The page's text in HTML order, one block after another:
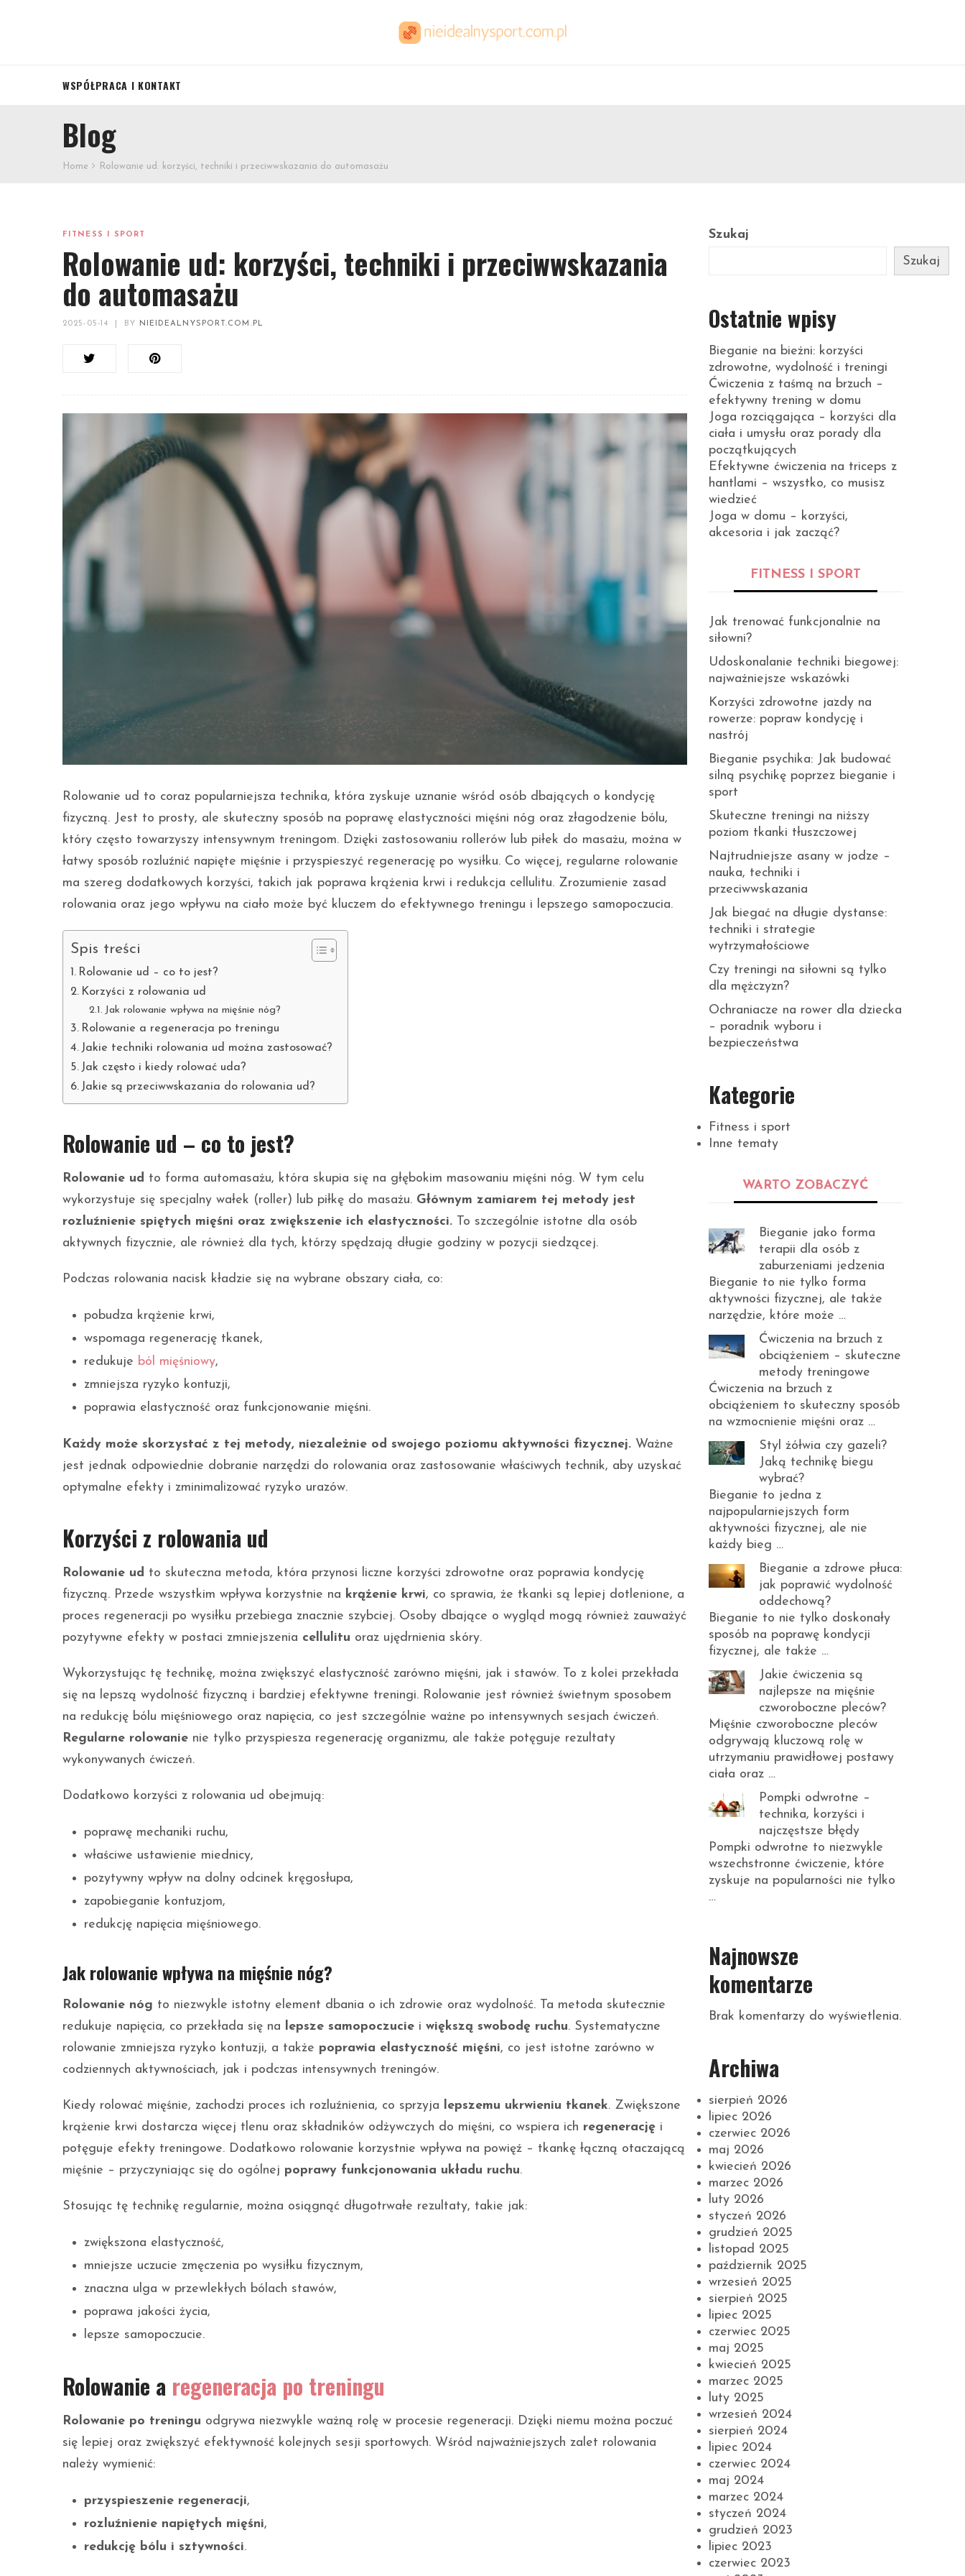
WSPÓŁPRACA I KONTAKT
Blog
Home Rolowanie ud: korzyści, techniki i przeciwwskazania do automasażu
FITNESS I SPORT
Rolowanie ud: korzyści, techniki i przeciwwskazania
do automasażu
2025-05-14 BY NIEIDEALNYSPORT.COM.PL
Rolowanie ud to coraz popularniejsza technika, która zyskuje uznanie wśród osób dbających o kondycję
fizyczną. Jest to prosty, ale skuteczny sposób na poprawę elastyczności mięśni nóg oraz złagodzenie bólu,
który często towarzyszy intensywnym treningom. Dzięki zastosowaniu rollerów lub piłek do masażu, można w
łatwy sposób rozluźnić napięte mięśnie i przyspieszyć regenerację po wysiłku. Co więcej, regularne rolowanie
ma szereg dodatkowych korzyści, takich jak poprawa krążenia krwi i redukcja cellulitu. Zrozumienie zasad
rolowania oraz jego wpływu na ciało może być kluczem do efektywnego treningu i lepszego samopoczucia.
Spis treści
Rolowanie ud – co to jest?
Korzyści z rolowania ud
Jak rolowanie wpływa na mięśnie nóg?
Rolowanie a regeneracja po treningu
Jakie techniki rolowania ud można zastosować?
Jak często i kiedy rolować uda?
Jakie są przeciwwskazania do rolowania ud?
Rolowanie ud – co to jest?
Rolowanie ud to forma automasażu, która skupia się na głębokim masowaniu mięśni nóg. W tym celu
wykorzystuje się specjalny wałek (roller) lub piłkę do masażu. Głównym zamiarem tej metody jest
rozluźnienie spiętych mięśni oraz zwiększenie ich elastyczności. To szczególnie istotne dla osób
aktywnych fizycznie, ale również dla tych, którzy spędzają długie godziny w pozycji siedzącej.
Podczas rolowania nacisk kładzie się na wybrane obszary ciała, co:
pobudza krążenie krwi,
wspomaga regenerację tkanek,
redukuje ból mięśniowy,
zmniejsza ryzyko kontuzji,
poprawia elastyczność oraz funkcjonowanie mięśni.
Każdy może skorzystać z tej metody, niezależnie od swojego poziomu aktywności fizycznej. Ważne
jest jednak odpowiednie dobranie narzędzi do rolowania oraz zastosowanie właściwych technik, aby uzyskać
optymalne efekty i zminimalizować ryzyko urazów.
Korzyści z rolowania ud
Rolowanie ud to skuteczna metoda, która przynosi liczne korzyści zdrowotne oraz poprawia kondycję
fizyczną. Przede wszystkim wpływa korzystnie na krążenie krwi, co sprawia, że tkanki są lepiej dotlenione, a
proces regeneracji po wysiłku przebiega znacznie szybciej. Osoby dbające o wygląd mogą również zauważyć
pozytywne efekty w postaci zmniejszenia cellulitu oraz ujędrnienia skóry.
Wykorzystując tę technikę, można zwiększyć elastyczność zarówno mięśni, jak i stawów. To z kolei przekłada
się na lepszą wydolność fizyczną i bardziej efektywne treningi. Rolowanie jest również świetnym sposobem
na redukcję bólu mięśniowego oraz napięcia, co jest szczególnie ważne po intensywnych sesjach ćwiczeń.
Regularne rolowanie nie tylko przyspiesza regenerację organizmu, ale także potęguje rezultaty
wykonywanych ćwiczeń.
Dodatkowo korzyści z rolowania ud obejmują:
poprawę mechaniki ruchu,
właściwe ustawienie miednicy,
pozytywny wpływ na dolny odcinek kręgosłupa,
zapobieganie kontuzjom,
redukcję napięcia mięśniowego.
Jak rolowanie wpływa na mięśnie nóg?
Rolowanie nóg to niezwykle istotny element dbania o ich zdrowie oraz wydolność. Ta metoda skutecznie
redukuje napięcia, co przekłada się na lepsze samopoczucie i większą swobodę ruchu. Systematyczne
rolowanie zmniejsza ryzyko kontuzji, a także poprawia elastyczność mięśni, co jest istotne zarówno w
codziennych aktywnościach, jak i podczas intensywnych treningów.
Kiedy rolować mięśnie, zachodzi proces ich rozluźnienia, co sprzyja lepszemu ukrwieniu tkanek. Zwiększone
krążenie krwi dostarcza więcej tlenu oraz składników odżywczych do mięśni, co wspiera ich regenerację i
potęguje efekty treningowe. Dodatkowo rolowanie korzystnie wpływa na powięź – tkankę łączną otaczającą
mięśnie – przyczyniając się do ogólnej poprawy funkcjonowania układu ruchu.
Stosując tę technikę regularnie, można osiągnąć długotrwałe rezultaty, takie jak:
zwiększona elastyczność,
mniejsze uczucie zmęczenia po wysiłku fizycznym,
znaczna ulga w przewlekłych bólach stawów,
poprawa jakości życia,
lepsze samopoczucie.
Rolowanie a regeneracja po treningu
Rolowanie po treningu odgrywa niezwykle ważną rolę w procesie regeneracji. Dzięki niemu można poczuć
się lepiej oraz zwiększyć efektywność kolejnych sesji sportowych. Wśród najważniejszych zalet rolowania
należy wymienić:
przyspieszenie regeneracji,
rozluźnienie napiętych mięśni,
redukcję bólu i sztywności.
Szukaj
Szukaj
Ostatnie wpisy
Bieganie na bieżni: korzyści
zdrowotne, wydolność i treningi
Ćwiczenia z taśmą na brzuch –
efektywny trening w domu
Joga rozciągająca – korzyści dla
ciała i umysłu oraz porady dla
początkujących
Efektywne ćwiczenia na triceps z
hantlami – wszystko, co musisz
wiedzieć
Joga w domu – korzyści,
akcesoria i jak zacząć?
FITNESS I SPORT
Jak trenować funkcjonalnie na
siłowni?
Udoskonalanie techniki biegowej:
najważniejsze wskazówki
Korzyści zdrowotne jazdy na
rowerze: popraw kondycję i
nastrój
Bieganie psychika: Jak budować
silną psychikę poprzez bieganie i
sport
Skuteczne treningi na niższy
poziom tkanki tłuszczowej
Najtrudniejsze asany w jodze –
nauka, techniki i
przeciwwskazania
Jak biegać na długie dystanse:
techniki i strategie
wytrzymałościowe
Czy treningi na siłowni są tylko
dla mężczyzn?
Ochraniacze na rower dla dziecka
– poradnik wyboru i
bezpieczeństwa
Kategorie
Fitness i sport
Inne tematy
WARTO ZOBACZYĆ
Bieganie jako forma
terapii dla osób z
zaburzeniami jedzenia
Bieganie to nie tylko forma
aktywności fizycznej, ale także
narzędzie, które może …
Ćwiczenia na brzuch z
obciążeniem – skuteczne
metody treningowe
Ćwiczenia na brzuch z
obciążeniem to skuteczny sposób
na wzmocnienie mięśni oraz …
Styl żółwia czy gazeli?
Jaką technikę biegu
wybrać?
Bieganie to jedna z
najpopularniejszych form
aktywności fizycznej, ale nie
każdy bieg …
Bieganie a zdrowe płuca:
jak poprawić wydolność
oddechową?
Bieganie to nie tylko doskonały
sposób na poprawę kondycji
fizycznej, ale także …
Jakie ćwiczenia są
najlepsze na mięśnie
czworoboczne pleców?
Mięśnie czworoboczne pleców
odgrywają kluczową rolę w
utrzymaniu prawidłowej postawy
ciała oraz …
Pompki odwrotne –
technika, korzyści i
najczęstsze błędy
Pompki odwrotne to niezwykle
wszechstronne ćwiczenie, które
zyskuje na popularności nie tylko
…
Najnowsze
komentarze
Brak komentarzy do wyświetlenia.
Archiwa
sierpień 2026
lipiec 2026
czerwiec 2026
maj 2026
kwiecień 2026
marzec 2026
luty 2026
styczeń 2026
grudzień 2025
listopad 2025
październik 2025
wrzesień 2025
sierpień 2025
lipiec 2025
czerwiec 2025
maj 2025
kwiecień 2025
marzec 2025
luty 2025
wrzesień 2024
sierpień 2024
lipiec 2024
czerwiec 2024
maj 2024
marzec 2024
styczeń 2024
grudzień 2023
lipiec 2023
czerwiec 2023